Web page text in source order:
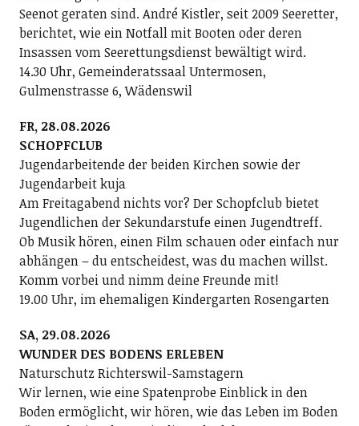
Seenot geraten sind. André Kistler, seit 2009 Seeretter,
berichtet, wie ein Notfall mit Booten oder deren
Insassen vom Seerettungsdienst bewältigt wird.
14.30 Uhr, Gemeinderatssaal Untermosen,
Gulmenstrasse 6, Wädenswil
FR, 28.08.2026
SCHOPFCLUB
Jugendarbeitende der beiden Kirchen sowie der
Jugendarbeit kuja
Am Freitagabend nichts vor? Der Schopfclub bietet
Jugendlichen der Sekundarstufe einen Jugendtreff.
Ob Musik hören, einen Film schauen oder einfach nur
abhängen – du entscheidest, was du machen willst.
Komm vorbei und nimm deine Freunde mit!
19.00 Uhr, im ehemaligen Kindergarten Rosengarten
SA, 29.08.2026
WUNDER DES BODENS ERLEBEN
Naturschutz Richterswil-Samstagern
Wir lernen, wie eine Spatenprobe Einblick in den
Boden ermöglicht, wir hören, wie das Leben im Boden